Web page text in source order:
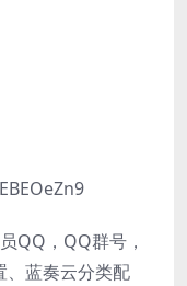
QQ，QQ群号，
、蓝奏云分类配